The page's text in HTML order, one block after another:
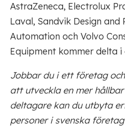
AstraZeneca, Electrolux
Laval, Sandvik Design and
Automation och Volvo
Equipment kommer delta i
Jobbar du i ett företag
att utveckla en mer
deltagare kan du utbyta
personer i svenska